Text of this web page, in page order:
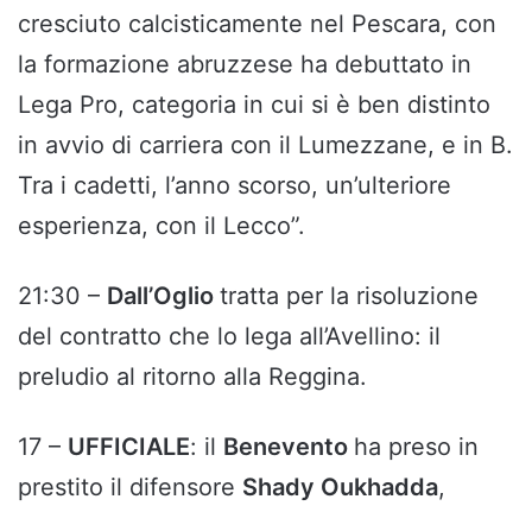
cresciuto calcisticamente nel Pescara, con
la formazione abruzzese ha debuttato in
Lega Pro, categoria in cui si è ben distinto
in avvio di carriera con il Lumezzane, e in B.
Tra i cadetti, l’anno scorso, un’ulteriore
esperienza, con il Lecco”.
21:30 – Dall’Oglio tratta per la risoluzione
del contratto che lo lega all’Avellino: il
preludio al ritorno alla Reggina.
17 – UFFICIALE: il Benevento ha preso in
prestito il difensore Shady Oukhadda,